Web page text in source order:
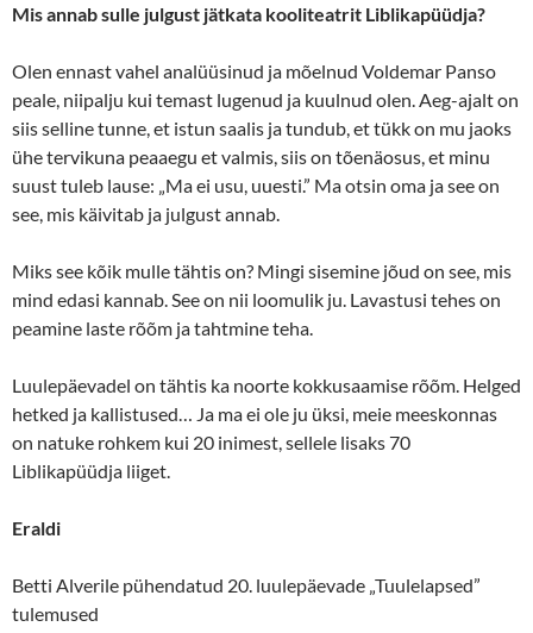
Mis annab sulle julgust jätkata kooliteatrit Liblikapüüdja?
Olen ennast vahel analüüsinud ja mõelnud Voldemar Panso
peale, niipalju kui temast lugenud ja kuulnud olen. Aeg-ajalt on
siis selline tunne, et istun saalis ja tundub, et tükk on mu jaoks
ühe tervikuna peaaegu et valmis, siis on tõenäosus, et minu
suust tuleb lause: „Ma ei usu, uuesti.” Ma otsin oma ja see on
see, mis käivitab ja julgust annab.
Miks see kõik mulle tähtis on? Mingi sisemine jõud on see, mis
mind edasi kannab. See on nii loomulik ju. Lavastusi tehes on
peamine laste rõõm ja tahtmine teha.
Luulepäevadel on tähtis ka noorte kokkusaamise rõõm. Helged
hetked ja kallistused… Ja ma ei ole ju üksi, meie meeskonnas
on natuke rohkem kui 20 inimest, sellele lisaks 70
Liblikapüüdja liiget.
Eraldi
Betti Alverile pühendatud 20. luulepäevade „Tuulelapsed”
tulemused